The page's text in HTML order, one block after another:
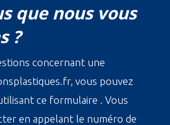
que nous vous
?
concernant une
vous pouvez
ce formulaire . Vous
en appelant le numéro de